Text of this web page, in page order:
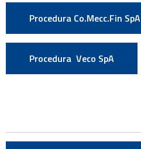
Procedura Co.Mecc.Fin SpA
Procedura Veco SpA